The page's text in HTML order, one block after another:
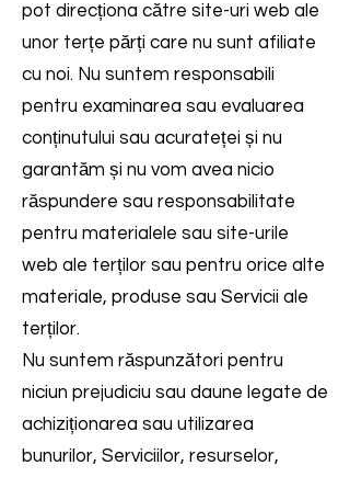
pot direcționa către site-uri web ale
unor terțe părți care nu sunt afiliate
cu noi. Nu suntem responsabili
pentru examinarea sau evaluarea
conținutului sau acurateței și nu
garantăm și nu vom avea nicio
răspundere sau responsabilitate
pentru materialele sau site-urile
web ale terților sau pentru orice alte
materiale, produse sau Servicii ale
terților.
Nu suntem răspunzători pentru
niciun prejudiciu sau daune legate de
achiziționarea sau utilizarea
bunurilor, Serviciilor, resurselor,